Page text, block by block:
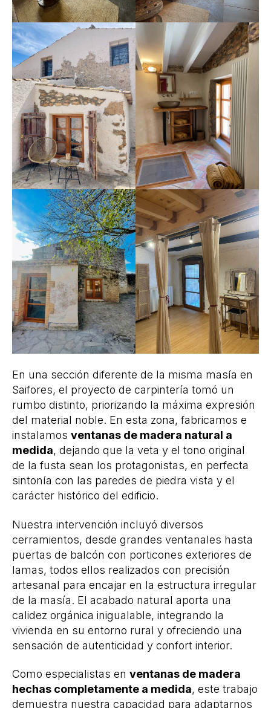
En una sección diferente de la misma masía en
Saifores, el proyecto de carpintería tomó un
rumbo distinto, priorizando la máxima expresión
del material noble. En esta zona, fabricamos e
instalamos ventanas de madera natural a
medida, dejando que la veta y el tono original
de la fusta sean los protagonistas, en perfecta
sintonía con las paredes de piedra vista y el
carácter histórico del edificio.
Nuestra intervención incluyó diversos
cerramientos, desde grandes ventanales hasta
puertas de balcón con porticones exteriores de
lamas, todos ellos realizados con precisión
artesanal para encajar en la estructura irregular
de la masía. El acabado natural aporta una
calidez orgánica inigualable, integrando la
vivienda en su entorno rural y ofreciendo una
sensación de autenticidad y confort interior.
Como especialistas en ventanas de madera
hechas completamente a medida, este trabajo
demuestra nuestra capacidad para adaptarnos